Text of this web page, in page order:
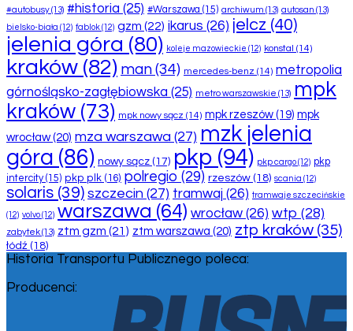
#autobusy(13) #historia (25) #Warszawa (15) archiwum (13) autosan (13)
bielsko-biała (12) fablok(12) gzm (22) ikarus (26) jelcz (40)
jelenia góra (80) koleje mazowieckie (12) konstal (14)
kraków (82) man (34) mercedes-benz (14) metropolia
górnośląsko-zagłębiowska (25) metro warszawskie (13) mpk
kraków (73) mpk nowy sącz (14) mpk rzeszów (19) mpk
wrocław (20) mza warszawa (27) mzk jelenia
góra (86) nowy sącz (17) pkp (94) pkp cargo(12) pkp
intercity (15) pkp plk (16) polregio (29) rzeszów (18) scania (12)
solaris (39) szczecin (27) tramwaj (26) tramwaje szczecińskie
(12) volvo(12) warszawa (64) wrocław (26) wtp (28)
zabytek(13) ztm gzm (21) ztm warszawa (20) ztp kraków (35)
łódź (18)
Historia Transportu Publicznego poleca:
Producenci: